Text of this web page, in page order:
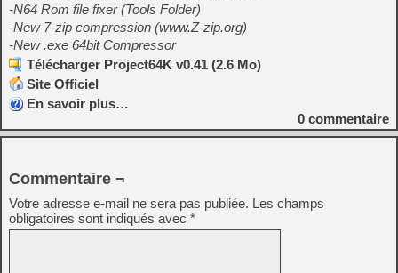
-N64 Rom file fixer (Tools Folder)
-New 7-zip compression (www.Z-zip.org)
-New .exe 64bit Compressor
Télécharger Project64K v0.41 (2.6 Mo)
Site Officiel
En savoir plus…
0 commentaire
Commentaire ¬
Votre adresse e-mail ne sera pas publiée. Les champs
obligatoires sont indiqués avec *